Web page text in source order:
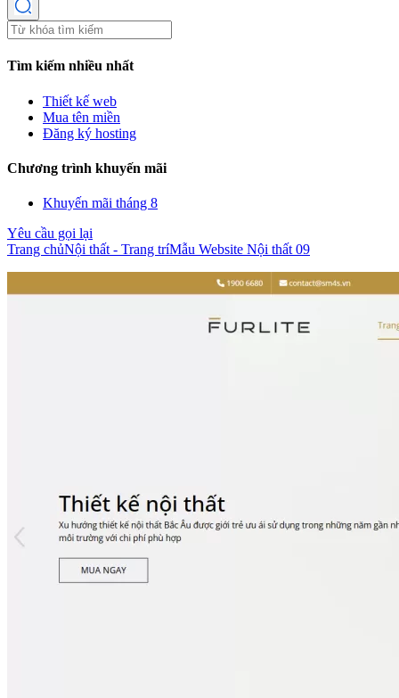
Tìm kiếm nhiều nhất
Thiết kế web
Mua tên miền
Đăng ký hosting
Chương trình khuyến mãi
Khuyến mãi tháng 8
Yêu cầu gọi lại
Trang chủNội thất - Trang tríMẫu Website Nội thất 09